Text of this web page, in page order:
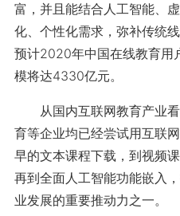
富，并且能结合人工智能、
化、个性化需求，弥补传统
预计2020年中国在线教育用
模将达4330亿元。
从国内互联网教育产业看
育等企业均已经尝试用互联
早的文本课程下载，到视频
再到全面人工智能功能嵌入
业发展的重要推动力之一。